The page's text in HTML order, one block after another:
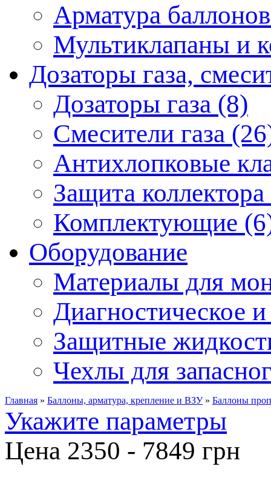
Арматура
Мультиклапаны и
Дозаторы газа,
Дозаторы газа (8)
Смесители газа
Антихлопковые
Защита
Комплектующие
Оборудование
Материалы для
Диагностическое
Защитные
Чехлы для
Главная » Баллоны, арматура, крепление и ВЗУ» Баллоны
Укажите параметры
Цена 2350 - 7849 грн